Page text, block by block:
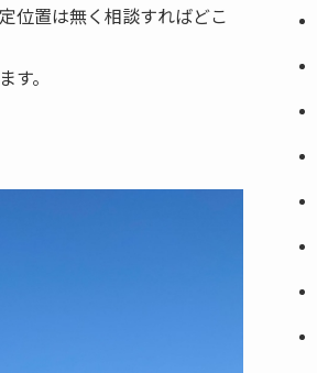
位置は無く相談すればどこ
。